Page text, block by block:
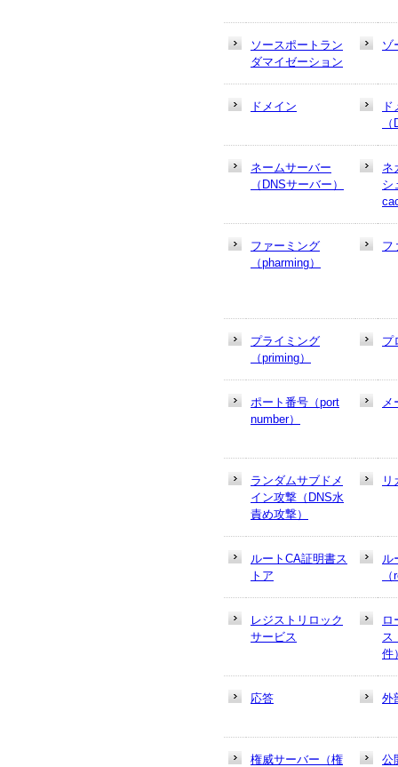
ソースポートラン
ダマイゼーション
ゾ
ドメイン
ネームサーバー
（DNSサーバー）
ネ
シ
ファーミング
（pharming）
フ
プライミング
（priming）
プ
ポート番号（port
number）
メ
ランダムサブドメ
イン攻撃（DNS水
責め攻撃）
リ
ルートCA証明書ス
トア
ル
レジストリロック
サービス
ロ
ス
件
応答 外
権威サーバー（権
公